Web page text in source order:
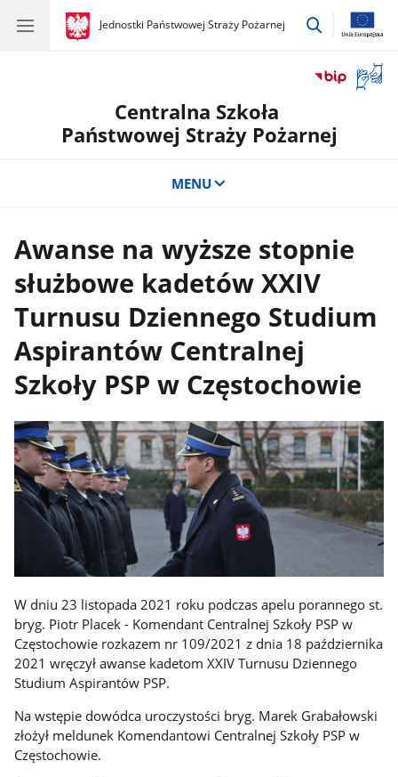
gov.pl
Jednostki Państwowej Straży Pożarnej
gov.pl
Jednostki
przejdź
okno
Centralna Szkoła
Państwowej Straży Pożarnej
MENU
Awanse na wyższe stopnie
służbowe kadetów XXIV
Turnusu Dziennego Studium
Aspirantów Centralnej
Szkoły PSP w Częstochowie
W dniu 23 listopada 2021 roku podczas apelu porannego st.
bryg. Piotr Placek - Komendant Centralnej Szkoły PSP w
Częstochowie rozkazem nr 109/2021 z dnia 18 października
2021 wręczył awanse kadetom XXIV Turnusu Dziennego
Studium Aspirantów PSP.
Na wstępie dowódca uroczystości bryg. Marek Grabałowski
złożył meldunek Komendantowi Centralnej Szkoły PSP w
Częstochowie.